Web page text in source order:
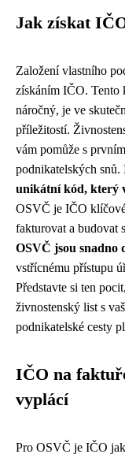
Jak získat
Založení vlastního
získáním IČO. Tento
náročný, je ve
příležitostí.
vám pomůže s
podnikatelských snů.
unikátní kód, který
OSVČ je IČO
fakturovat a budovat
OSVČ jsou snadno
vstřícnému přístupu
Představte si ten
živnostenský list s
podnikatelské cesty
IČO na
vyplácí
Pro OSVČ je IČO